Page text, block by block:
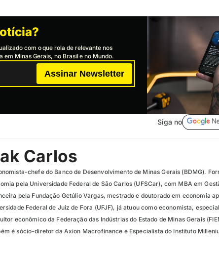
com o que rola de relevante nos
em Minas Gerais, no Brasil e no Mundo.
Assinar Newsletter
Siga no
Carlos
chefe do Banco de Desenvolvimento de Minas Gerais (BDMG).
pela Universidade Federal de São Carlos (UFSCar), com MBA em
pela Fundação Getúlio Vargas, mestrado e doutorado em economia
Federal de Juiz de Fora (UFJF), já atuou como economista,
econômico da Federação das Indústrias do Estado de Minas Gerais
é sócio-diretor da Axion Macrofinance e Especialista do Instituto